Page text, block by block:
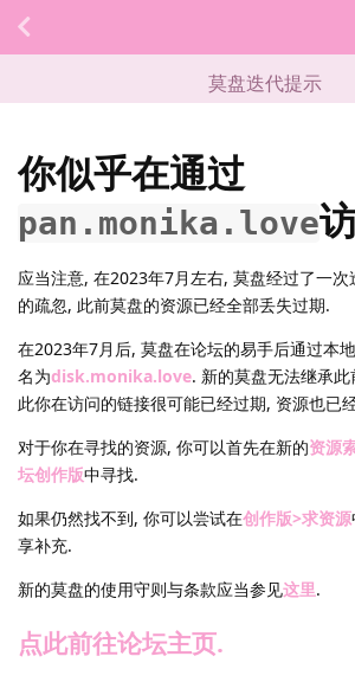
莫盘迭代提示
你似乎在通过
pan.monika.love
应当注意, 在2023年7月左右, 莫盘经过了一次
的疏忽, 此前莫盘的资源已经全部丢失过期.
在2023年7月后, 莫盘在论坛的易手后通过本
名为disk.monika.love. 新的莫盘无法继承
此你在访问的链接很可能已经过期, 资源也已
对于你在寻找的资源, 你可以首先在新的资源
坛创作版中寻找.
如果仍然找不到, 你可以尝试在创作版>求资源
享补充.
新的莫盘的使用守则与条款应当参见这里.
点此前往论坛主页.